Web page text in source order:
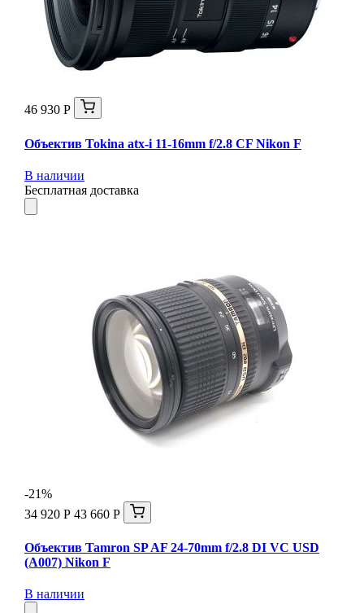
46 930 Р
Объектив Tokina atx-i 11-16mm f/2.8 CF Nikon F
В наличии
Бесплатная доставка
-21%
34 920 Р 43 660 Р
Объектив Tamron SP AF 24-70mm f/2.8 DI VC USD
(A007) Nikon F
В наличии